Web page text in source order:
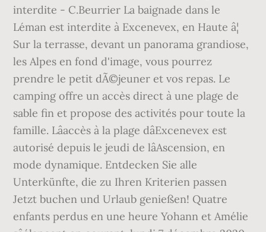
interdite - C.Beurrier La baignade dans le
Léman est interdite à Excenevex, en Haute â¦
Sur la terrasse, devant un panorama grandiose,
les Alpes en fond d'image, vous pourrez
prendre le petit dÃ©jeuner et vos repas. Le
camping offre un accès direct à une plage de
sable fin et propose des activités pour toute la
famille. Lâaccès à la plage dâExcenevex est
autorisé depuis le jeudi de lâAscension, en
mode dynamique. Entdecken Sie alle
Unterkünfte, die zu Ihren Kriterien passen
Jetzt buchen und Urlaub genießen! Quatre
enfants perdus en une heure Yohann et Amélie